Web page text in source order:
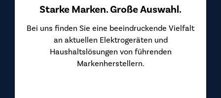
Starke Marken. Große Auswahl.
Bei uns finden Sie eine beeindruckende Vielfalt
an aktuellen Elektrogeräten und
Haushaltslösungen von führenden
Markenherstellern.